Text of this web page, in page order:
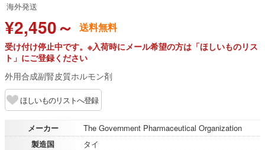
海外発送
¥2,450～ 送料無料
受け付け停止中です。※入荷時にメール希望の方は「ほしいものリス
ト」にご登録ください
外用合成副腎皮質ホルモン剤
ほしいものリストへ登録
メーカー
The Government Pharmaceutical Organization
製造国
タイ